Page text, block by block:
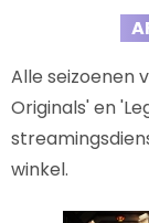
Alle seizoenen
Originals' en
winkel.